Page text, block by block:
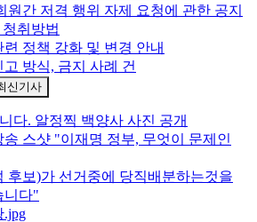
원간 저격 행위 자제 요청에 관한 공지
취방법
정책 강화 및 변경 안내
방식, 금지 사례 건
신기사
다. 알정찍 백양사 사진 공개
송 스샷 "이재명 정부, 무엇이 문제인
후보)가 선거중에 당직배분하는것을
니다"
.jpg